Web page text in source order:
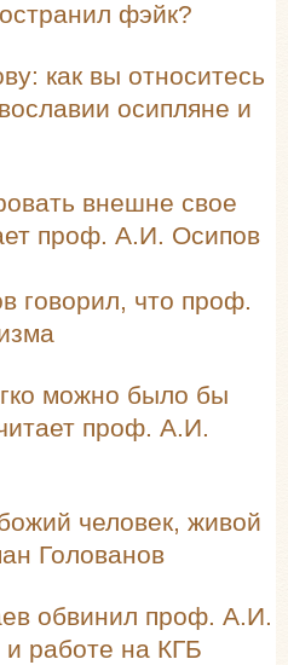
фэйк?
как вы относитесь
осипляне и
внешне свое
проф. А.И. Осипов
говорил, что проф.
можно было бы
проф. А.И.
человек, живой
Голованов
обвинил проф. А.И.
работе на КГБ